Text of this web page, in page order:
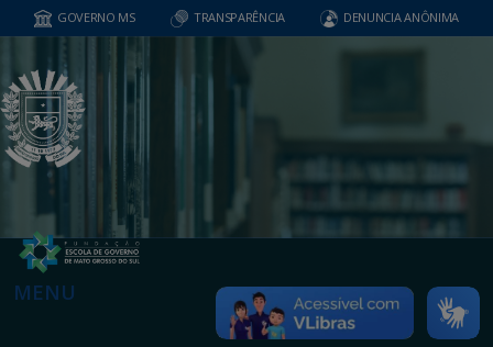
GOVERNO MS TRANSPARÊNCIA DENUNCIA ANÔNIMA
MENU